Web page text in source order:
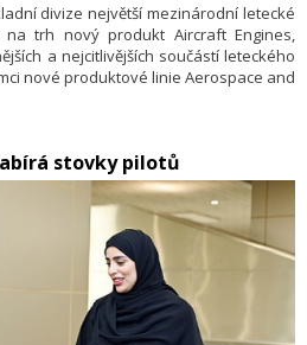
divize největší mezinárodní letecké
trh nový produkt Aircraft Engines,
a nejcitlivějších součástí leteckého
nové produktové linie Aerospace and
stovky pilotů